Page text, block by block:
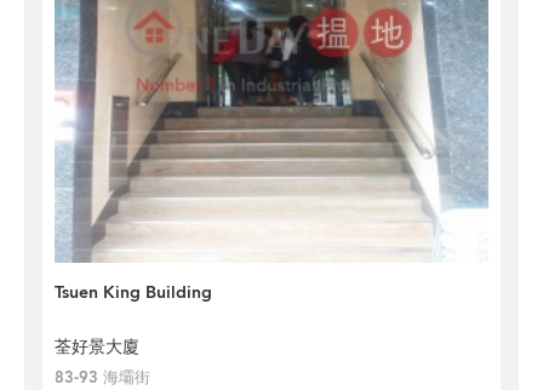
Tsuen King Building
荃好景大廈
83-93 海壩街